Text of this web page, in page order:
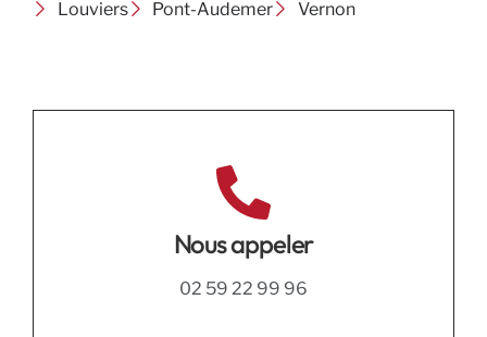
Louviers Pont-Audemer Vernon
Nous appeler
02 59 22 99 96